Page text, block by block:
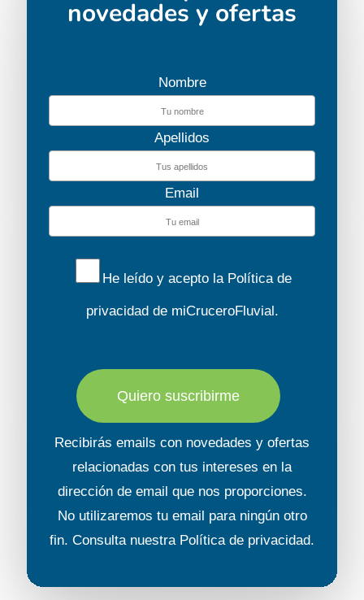
novedades y ofertas
Nombre
Apellidos
Email
He leído y acepto la Política de
privacidad de miCruceroFluvial.
Quiero suscribirme
Recibirás emails con novedades y ofertas
relacionadas con tus intereses en la
dirección de email que nos proporciones.
No utilizaremos tu email para ningún otro
fin. Consulta nuestra Política de privacidad.